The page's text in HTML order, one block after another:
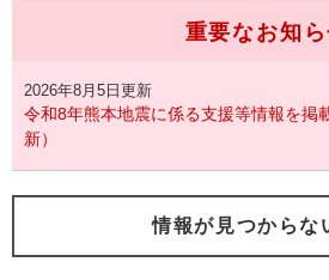
重要なお知
2026年8月5日更新
令和8年熊本地震に係る支援等情報を掲
新）
情報が見つからな